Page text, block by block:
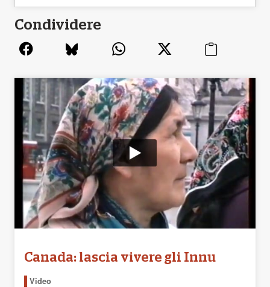
Condividere
Canada: lascia vivere gli Innu
Video